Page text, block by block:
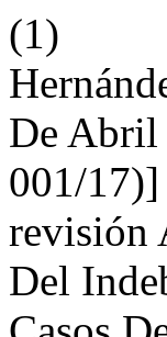
(1)
De Abril
001/
revisión
Del